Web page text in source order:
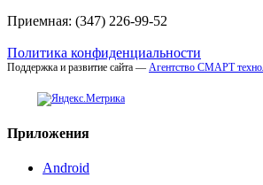
Приемная: (347) 226-99-52
Политика конфиденциальности
Поддержка и развитие сайта — Агентство СМАРТ
Приложения
Android